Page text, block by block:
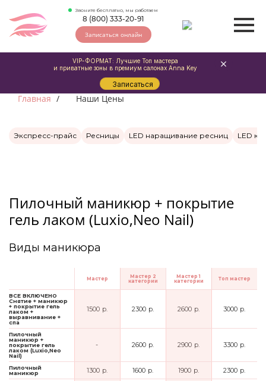
Звоните бесплатно, мы работаем
8 (800) 333-20-91
Записаться онлайн
Главная Наши Цены
Экспресс-прайс Ресницы LED наращивание ресниц LED
Пилочный маникюр + покрытие
гель лаком (Luxio,Neo Nail)
Виды маникюра
ВСЕ ВКЛЮЧЕНО
Снятие + маникюр
+ покрытие гель
лаком +
выравнивание +
спа
1500 р. 2300 р. 2600 р. 3000 р.
Пилочный
маникюр +
покрытие гель
лаком (Luxio,Neo
Nail)
- 2600 р. 2900 р. 3300 р.
Пилочный
маникюр
1300 р. 1600 р. 1900 р. 2300 р.
Мастер
Мастер 2
категории
Мастер 1
категории
Топ мастер
VIP-ФОРМАТ: Лучшие Топ мастера
и приватные зоны в премиум салонах Anna Key
Записаться